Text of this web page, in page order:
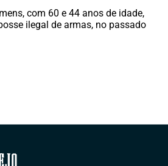
com 60 e 44 anos de idade,
ilegal de armas, no passado
do Ribatejo